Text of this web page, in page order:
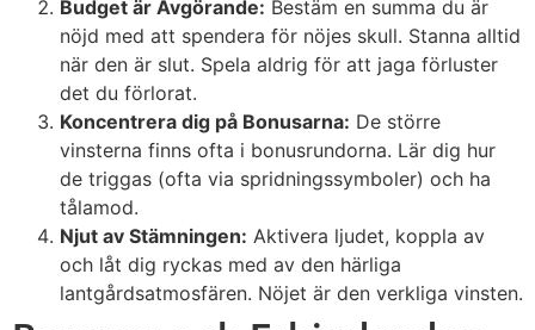
Budget är Avgörande: Bestäm en summa du är
nöjd med att spendera för nöjes skull. Stanna alltid
när den är slut. Spela aldrig för att jaga förluster
det du förlorat.
Koncentrera dig på Bonusarna: De större
vinsterna finns ofta i bonusrundorna. Lär dig hur
de triggas (ofta via spridningssymboler) och ha
tålamod.
Njut av Stämningen: Aktivera ljudet, koppla av
och låt dig ryckas med av den härliga
lantgårdsatmosfären. Nöjet är den verkliga vinsten.